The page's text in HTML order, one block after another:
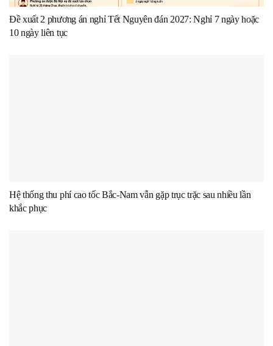
Đề xuất 2 phương án nghỉ Tết Nguyên đán 2027: Nghỉ 7 ngày hoặc
10 ngày liên tục
Hệ thống thu phí cao tốc Bắc-Nam vẫn gặp trục trặc sau nhiều lần
khắc phục